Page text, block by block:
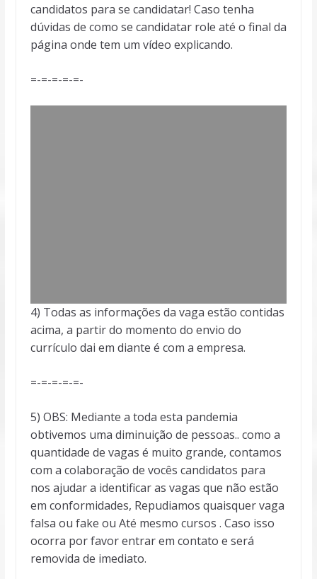
candidatos para se candidatar! Caso tenha
dúvidas de como se candidatar role até o final da
página onde tem um vídeo explicando.
=-=-=-=-=-
4) Todas as informações da vaga estão contidas
acima, a partir do momento do envio do
currículo dai em diante é com a empresa.
=-=-=-=-=-
5) OBS: Mediante a toda esta pandemia
obtivemos uma diminuição de pessoas.. como a
quantidade de vagas é muito grande, contamos
com a colaboração de vocês candidatos para
nos ajudar a identificar as vagas que não estão
em conformidades, Repudiamos quaisquer vaga
falsa ou fake ou Até mesmo cursos . Caso isso
ocorra por favor entrar em contato e será
removida de imediato.